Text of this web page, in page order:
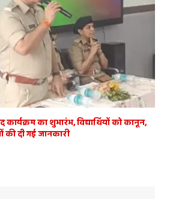
का शुभारंभ, विद्यार्थियों को कानून,
की दी गई जानकारी